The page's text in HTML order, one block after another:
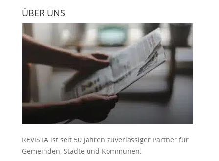
ÜBER UNS
REVISTA ist seit 50 Jahren zuverlässiger Partner für
Gemeinden, Städte und Kommunen.